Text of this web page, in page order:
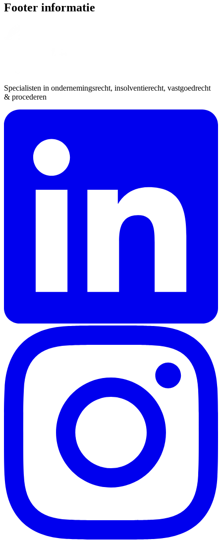
Footer informatie
Specialisten in ondernemingsrecht, insolventierecht, vastgoedrecht
& procederen